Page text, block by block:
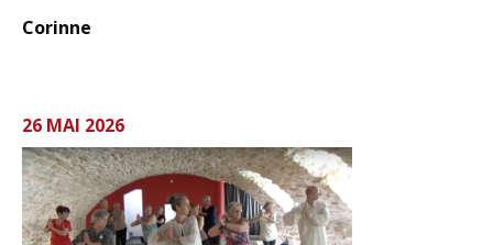
Corinne
26 MAI 2026